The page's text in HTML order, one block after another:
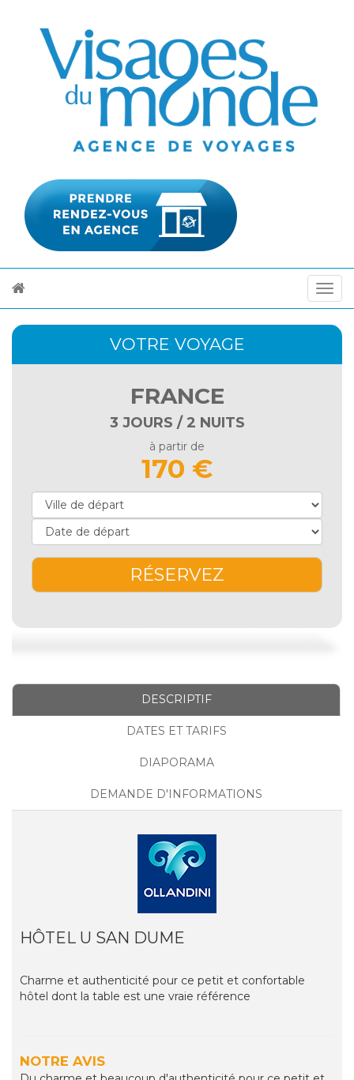
VOTRE VOYAGE
FRANCE
3 JOURS / 2 NUITS
à partir de
170 €
RÉSERVEZ
DESCRIPTIF
DATES ET TARIFS
DIAPORAMA
DEMANDE D'INFORMATIONS
HÔTEL U SAN DUME
Charme et authenticité pour ce petit et confortable
hôtel dont la table est une vraie référence
NOTRE AVIS